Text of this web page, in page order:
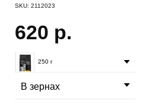
SKU: 2112023
620 р.
250 г